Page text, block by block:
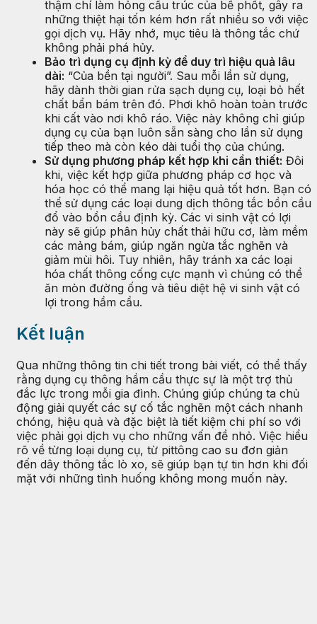
thậm chí làm hỏng cấu trúc của bể phốt, gây ra
những thiệt hại tốn kém hơn rất nhiều so với việc
gọi dịch vụ. Hãy nhớ, mục tiêu là thông tắc chứ
không phải phá hủy.
Bảo trì dụng cụ định kỳ để duy trì hiệu quả lâu
dài: “Của bền tại người”. Sau mỗi lần sử dụng,
hãy dành thời gian rửa sạch dụng cụ, loại bỏ hết
chất bẩn bám trên đó. Phơi khô hoàn toàn trước
khi cất vào nơi khô ráo. Việc này không chỉ giúp
dụng cụ của bạn luôn sẵn sàng cho lần sử dụng
tiếp theo mà còn kéo dài tuổi thọ của chúng.
Sử dụng phương pháp kết hợp khi cần thiết: Đôi
khi, việc kết hợp giữa phương pháp cơ học và
hóa học có thể mang lại hiệu quả tốt hơn. Bạn có
thể sử dụng các loại dung dịch thông tắc bồn cầu
đổ vào bồn cầu định kỳ. Các vi sinh vật có lợi
này sẽ giúp phân hủy chất thải hữu cơ, làm mềm
các mảng bám, giúp ngăn ngừa tắc nghẽn và
giảm mùi hôi. Tuy nhiên, hãy tránh xa các loại
hóa chất thông cống cực mạnh vì chúng có thể
ăn mòn đường ống và tiêu diệt hệ vi sinh vật có
lợi trong hầm cầu.
Kết luận
Qua những thông tin chi tiết trong bài viết, có thể thấy
rằng dụng cụ thông hầm cầu thực sự là một trợ thủ
đắc lực trong mỗi gia đình. Chúng giúp chúng ta chủ
động giải quyết các sự cố tắc nghẽn một cách nhanh
chóng, hiệu quả và đặc biệt là tiết kiệm chi phí so với
việc phải gọi dịch vụ cho những vấn đề nhỏ. Việc hiểu
rõ về từng loại dụng cụ, từ pittông cao su đơn giản
đến dây thông tắc lò xo, sẽ giúp bạn tự tin hơn khi đối
mặt với những tình huống không mong muốn này.